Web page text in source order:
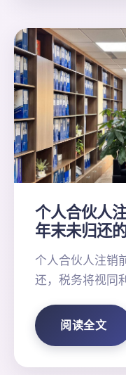
个人合伙人
年末未归还
个人合伙人注销
还，税务将视同
阅读全文